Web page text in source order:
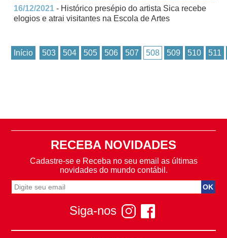
16/12/2021 - Histórico presépio do artista Sica recebe
elogios e atrai visitantes na Escola de Artes
Início 503 504 505 506 507 508 509 510 511
RECEBA NOVIDADES
Cadastre-se e Receba no seu email as últimas
novidades do mundo contábil.
Siga-nos